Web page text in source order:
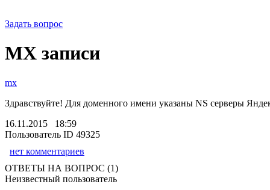
Задать вопрос
MX записи
mx
Здравствуйте! Для доменного имени указаны NS серверы
16.11.2015 18:59
Пользователь ID 49325
нет комментариев
ОТВЕТЫ НА ВОПРОС (1)
Неизвестный пользователь